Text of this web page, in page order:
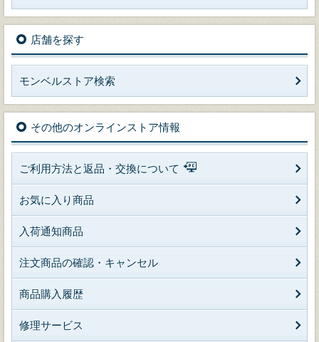
店舗を探す
モンベルストア検索
その他のオンラインストア情報
ご利用方法と返品・交換について
お気に入り商品
入荷通知商品
注文商品の確認・キャンセル
商品購入履歴
修理サービス